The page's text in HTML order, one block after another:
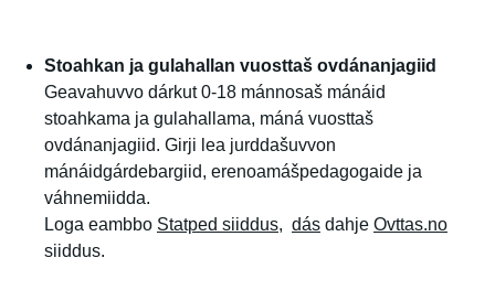
Stoahkan ja gulahallan vuosttaš ovdánanjagiid
Geavahuvvo dárkut 0-18 mánnosaš mánáid
stoahkama ja gulahallama, máná vuosttaš
ovdánanjagiid. Girji lea jurddašuvvon
mánáidgárdebargiid, erenoamášpedagogaide ja
váhnemiidda.
Loga eambbo Statped siiddus, dás dahje Ovttas.no
siiddus.